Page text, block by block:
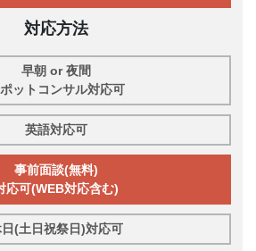
対応方法
早朝 or 夜間
ットコンサル対応可
英語対応可
事前面談(無料)
応可(WEB対応含む)
(土日祝祭日)対応可